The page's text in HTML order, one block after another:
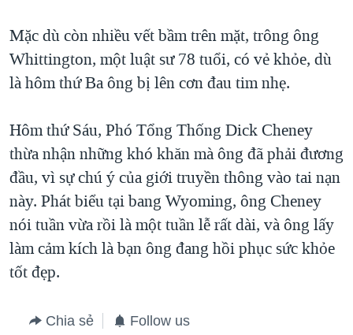
Mặc dù còn nhiều vết bầm trên mặt, trông ông
Whittington, một luật sư 78 tuổi, có vẻ khỏe, dù
là hôm thứ Ba ông bị lên cơn đau tim nhẹ.
Hôm thứ Sáu, Phó Tổng Thống Dick Cheney
thừa nhận những khó khăn mà ông đã phải đương
đầu, vì sự chú ý của giới truyền thông vào tai nạn
này. Phát biểu tại bang Wyoming, ông Cheney
nói tuần vừa rồi là một tuần lễ rất dài, và ông lấy
làm cảm kích là bạn ông đang hồi phục sức khỏe
tốt đẹp.
Chia sẻ Follow us